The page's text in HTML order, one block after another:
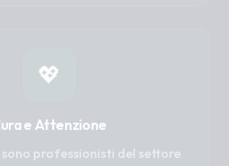
💖
e Attenzione
professionisti del settore